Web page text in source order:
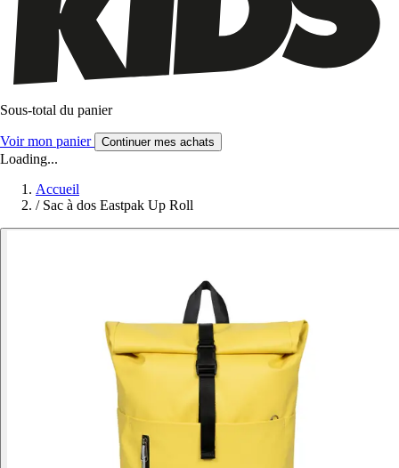
Sous-total du panier
Voir mon panier Continuer mes achats
Loading...
Accueil
/ Sac à dos Eastpak Up Roll